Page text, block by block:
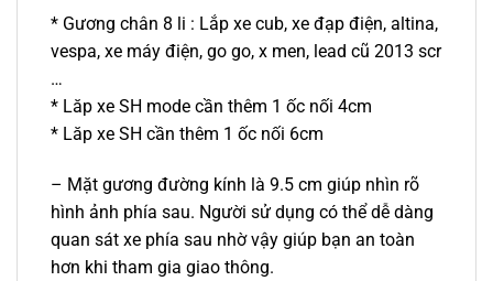
* Gương chân 8 li : Lắp xe cub, xe đạp điện, altina,
vespa, xe máy điện, go go, x men, lead cũ 2013 scr
…
* Lăp xe SH mode cần thêm 1 ốc nối 4cm
* Lăp xe SH cần thêm 1 ốc nối 6cm
– Mặt gương đường kính là 9.5 cm giúp nhìn rõ
hình ảnh phía sau. Người sử dụng có thể dễ dàng
quan sát xe phía sau nhờ vậy giúp bạn an toàn
hơn khi tham gia giao thông.